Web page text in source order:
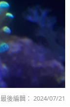
最後編輯： 2024/07/21